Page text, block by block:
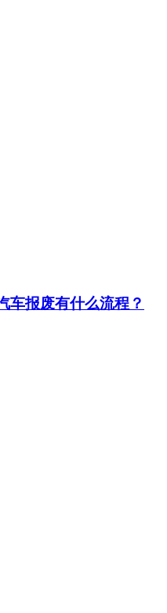
车报废有什么流程？